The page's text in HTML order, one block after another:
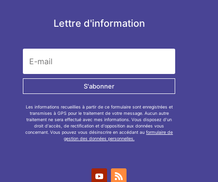
Lettre d'information
S'abonner
Les informations recueillies à partir de ce formulaire sont enregistrées et
transmises à GPS pour le traitement de votre message. Aucun autre
traitement ne sera effectué avec mes informations. Vous disposez d'un
droit d'accès, de rectification et d'opposition aux données vous
concernant. Vous pouvez vous désinscrire en accédant auformulaire de
gestion des données personnelles.